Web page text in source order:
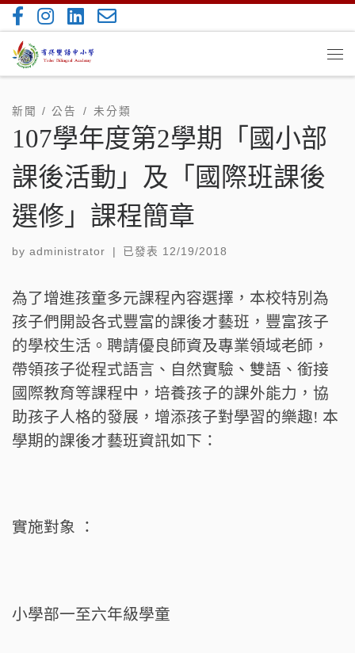
Skip to content
新聞 / 公告 未分類
107學年度第2學期「國小部
課後活動」及「國際班課後
選修」課程簡章
by administrator 已發表 12/19/2018
為了增進孩童多元課程內容選擇，本校特別為
孩子們開設各式豐富的課後才藝班，豐富孩子
的學校生活。聘請優良師資及專業領域老師，
帶領孩子從程式語言、自然實驗、雙語、銜接
國際教育等課程中，培養孩子的課外能力，協
助孩子人格的發展，增添孩子對學習的樂趣! 本
學期的課後才藝班資訊如下：
實施對象 ：
小學部一至六年級學童